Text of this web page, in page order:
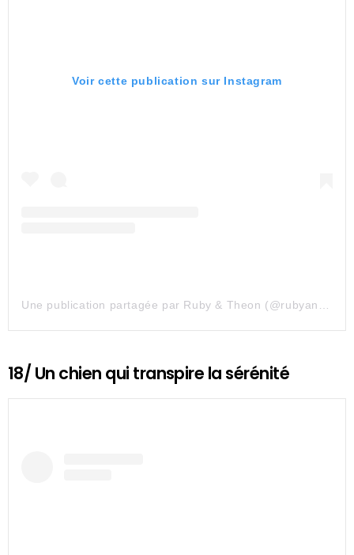
Voir cette publication sur Instagram
Une publication partagée par Ruby & Theon (@rubyandtheon)
18/ Un chien qui transpire la sérénité